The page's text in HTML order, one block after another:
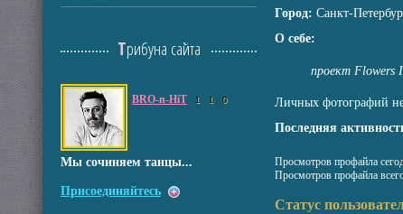
Город: Санкт-
О себе:
проект Flowers
Личных фотографий
Последняя
Просмотров профайла
Просмотров профайла
Статус
Трибуна сайта
BRO-n-HiT 1 1 0
Мы сочиняем танцы...
Присоединяйтесь